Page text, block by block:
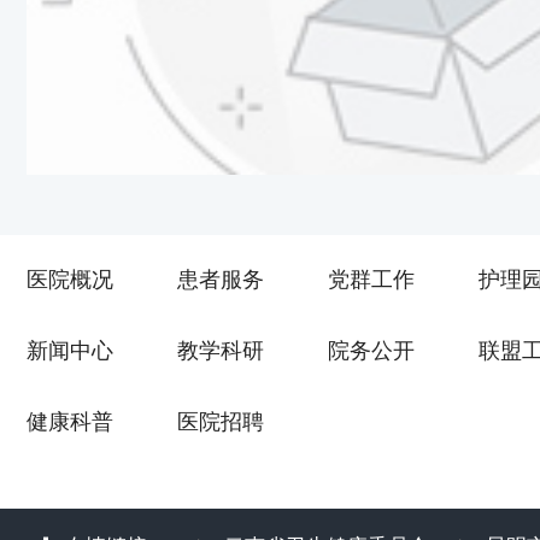
医院概况 患者服务 党群工作 护理
新闻中心 教学科研 院务公开 联盟
健康科普 医院招聘